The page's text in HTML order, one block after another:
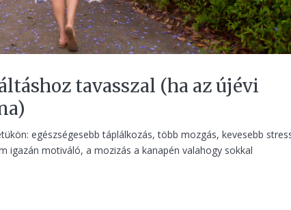
tavasszal (ha az újévi
egészségesebb táplálkozás, több mozgás, kevesebb
igazán motiváló, a mozizás a kanapén valahogy sokkal